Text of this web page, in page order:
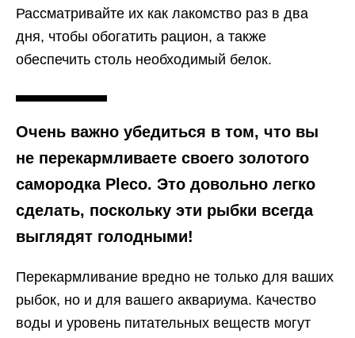
Рассматривайте их как лакомство раз в два
дня, чтобы обогатить рацион, а также
обеспечить столь необходимый белок.
Очень важно убедиться в том, что вы
не перекармливаете своего золотого
самородка Pleco. Это довольно легко
сделать, поскольку эти рыбки всегда
выглядят голодными!
Перекармливание вредно не только для ваших
рыбок, но и для вашего аквариума. Качество
воды и уровень питательных веществ могут